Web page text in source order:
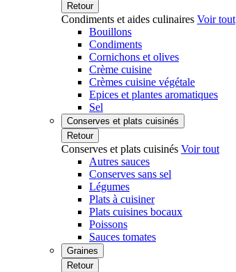
Retour
Condiments et aides culinaires Voir tout
Bouillons
Condiments
Cornichons et olives
Crème cuisine
Crèmes cuisine végétale
Epices et plantes aromatiques
Sel
Conserves et plats cuisinés
Retour
Conserves et plats cuisinés Voir tout
Autres sauces
Conserves sans sel
Légumes
Plats à cuisiner
Plats cuisines bocaux
Poissons
Sauces tomates
Graines
Retour